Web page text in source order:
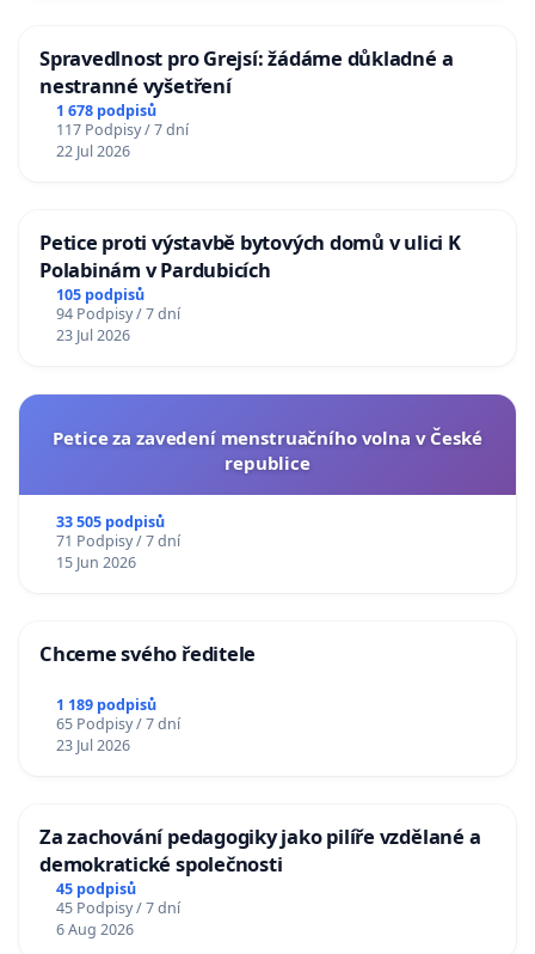
Spravedlnost pro Grejsí: žádáme důkladné a
nestranné vyšetření
1 678 podpisů
117 Podpisy / 7 dní
22 Jul 2026
Petice proti výstavbě bytových domů v ulici K
Polabinám v Pardubicích
105 podpisů
94 Podpisy / 7 dní
23 Jul 2026
Petice za zavedení menstruačního volna v České
republice
33 505 podpisů
71 Podpisy / 7 dní
15 Jun 2026
Chceme svého ředitele
1 189 podpisů
65 Podpisy / 7 dní
23 Jul 2026
Za zachování pedagogiky jako pilíře vzdělané a
demokratické společnosti
45 podpisů
45 Podpisy / 7 dní
6 Aug 2026